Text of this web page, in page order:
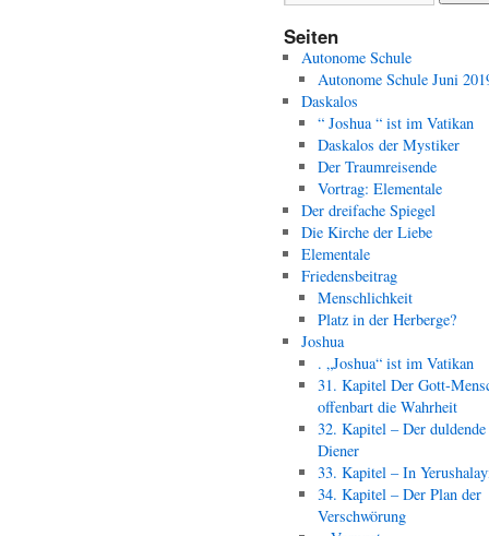
Seiten
Autonome Schule
Autonome Schule Juni
Daskalos
“ Joshua “ ist im Vatikan
Daskalos der Mystiker
Der Traumreisende
Vortrag: Elementale
Der dreifache Spiegel
Die Kirche der Liebe
Elementale
Friedensbeitrag
Menschlichkeit
Platz in der Herberge?
Joshua
. „Joshua“ ist im Vatikan
31. Kapitel Der Gott-
offenbart die Wahrheit
32. Kapitel – Der duldende
Diener
33. Kapitel – In
34. Kapitel – Der Plan der
Verschwörung